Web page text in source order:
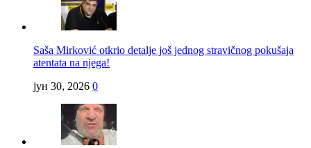
Saša Mirković otkrio detalje još jednog stravičnog pokušaja
atentata na njega!
јун 30, 2026 0